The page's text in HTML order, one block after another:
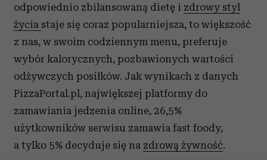
odpowiednio zbilansowaną dietę i zdrowy styl
życia staje się coraz popularniejsza, to większość
z nas, w swoim codziennym menu, preferuje
wybór kalorycznych, pozbawionych wartości
odżywczych posiłków. Jak wynikach z danych
PizzaPortal.pl, największej platformy do
zamawiania jedzenia online, 26,5%
użytkowników serwisu zamawia fast foody,
a tylko 5% decyduje się na zdrową żywność.